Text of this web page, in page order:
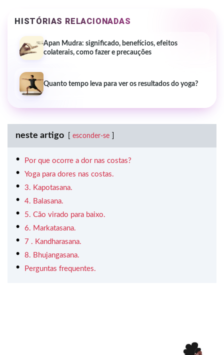
HISTÓRIAS RELACIONADAS
Apan Mudra: significado, benefícios, efeitos
colaterais, como fazer e precauções
Quanto tempo leva para ver os resultados do yoga?
neste artigo esconder-se
Por que ocorre a dor nas costas?
Yoga para dores nas costas.
3. Kapotasana.
4. Balasana.
5. Cão virado para baixo.
6. Markatasana.
7 . Kandharasana.
8. Bhujangasana.
Perguntas frequentes.